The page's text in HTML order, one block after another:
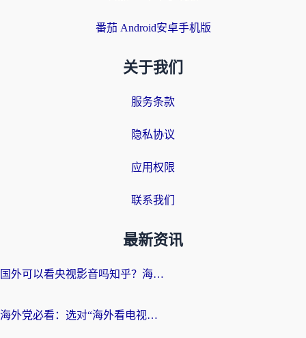
番茄 Android安卓手机版
关于我们
服务条款
隐私协议
应用权限
联系我们
最新资讯
国外可以看央视影音吗知乎？海外党亲测有效的回国加速方案
海外党必看：选对“海外看电视剧软件”，再也不用愁国内剧刷不了